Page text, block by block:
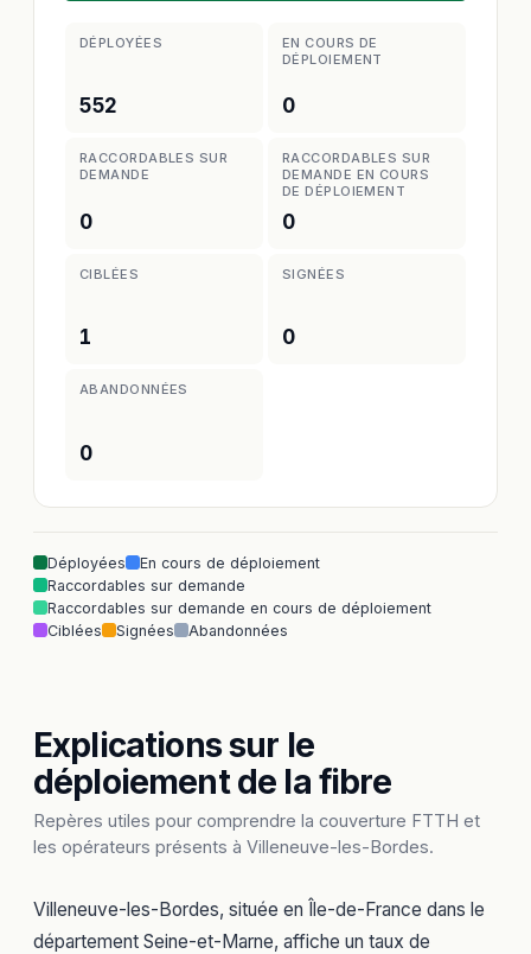
DÉPLOYÉES
552
EN COURS DE
DÉPLOIEMENT
0
RACCORDABLES SUR
DEMANDE
0
RACCORDABLES SUR
DEMANDE EN COURS
DE DÉPLOIEMENT
0
CIBLÉES
1
SIGNÉES
0
ABANDONNÉES
0
Déployées
En cours de déploiement
Raccordables sur demande
Raccordables sur demande en cours de déploiement
Ciblées
Signées Abandonnées
Explications sur le
déploiement de la fibre
Repères utiles pour comprendre la couverture FTTH et
les opérateurs présents à Villeneuve-les-Bordes.
Villeneuve-les-Bordes, située en Île-de-France dans le
département Seine-et-Marne, affiche un taux de